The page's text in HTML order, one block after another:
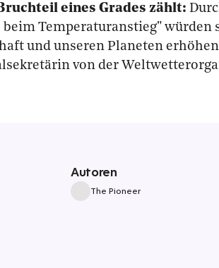
eines Grades zählt:
beim Temperaturanstieg" würden
und unseren Planeten
von der
Autoren
The Pioneer